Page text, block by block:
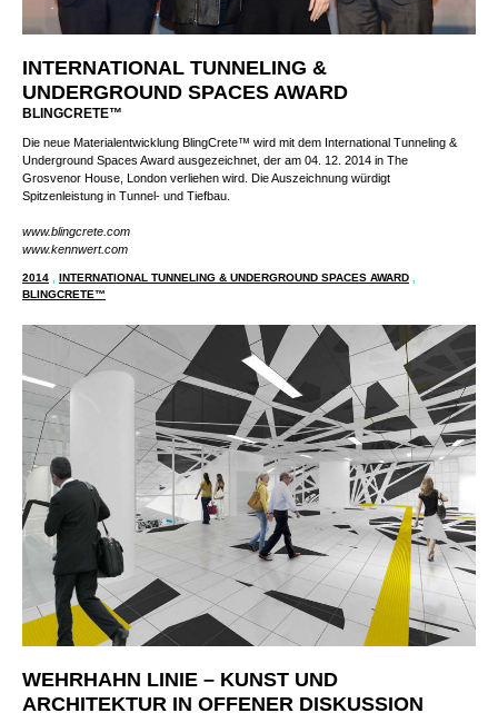
INTERNATIONAL TUNNELING &
UNDERGROUND SPACES AWARD
BLINGCRETE™
Die neue Materialentwicklung BlingCrete™ wird mit dem International Tunneling &
Underground Spaces Award ausgezeichnet, der am 04. 12. 2014 in The
Grosvenor House, London verliehen wird. Die Auszeichnung würdigt
www.blingcrete.com
www.kennwert.com
2014 , INTERNATIONAL TUNNELING & UNDERGROUND SPACES AWARD